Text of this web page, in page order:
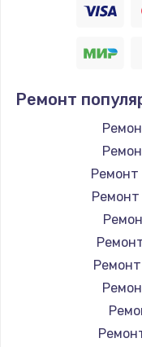
Ремонт
Ремонт